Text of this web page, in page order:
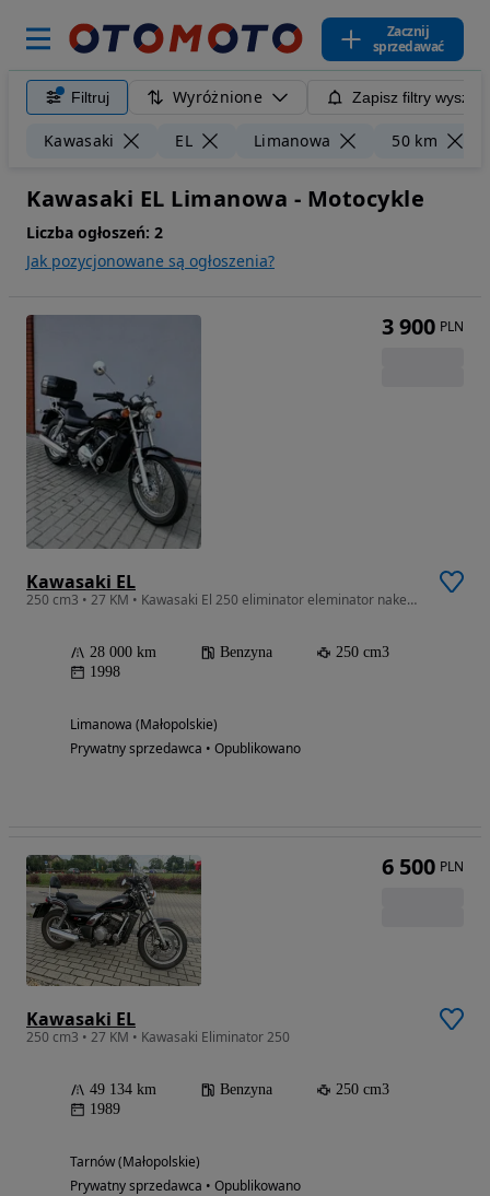
Zacznij
sprzedawać
Filtruj Wyróżnione Zapisz filtry
Kawasaki EL Limanowa 50 km
Kawasaki EL Limanowa - Motocykle
Liczba ogłoszeń: 2
Jak pozycjonowane są ogłoszenia?
Kawasaki EL
250 cm3 • 27 KM • Kawasaki El 250 eliminator eleminator naked chopper a2 mat a2 cb Mt xj
28 000 km Benzyna
250 cm3
1998
Limanowa (Małopolskie)
Prywatny sprzedawca • Opublikowano
3 900 PLN
Kawasaki EL
250 cm3 • 27 KM • Kawasaki Eliminator 250
49 134 km Benzyna
250 cm3
1989
Tarnów (Małopolskie)
Prywatny sprzedawca • Opublikowano
6 500 PLN